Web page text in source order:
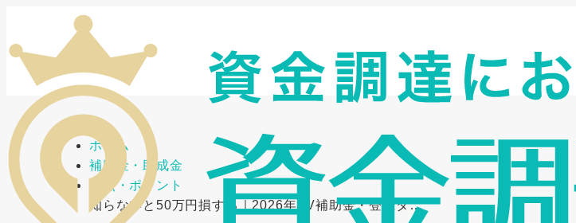
メニューを開閉
ホーム
補助金・助成金
要点・ポイント
知らないと50万円損する｜2026年EV補助金・登録タ…